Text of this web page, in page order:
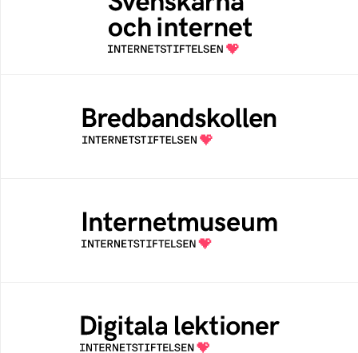
En årlig studie av svenska folkets
internetvanor
Bredbandskollen är ett oberoende
konsumentverktyg som drivs av
Internetstiftelsen
Ett digitalt museum som byggts, och kureras
av Internetstiftelsen
Öppen digital lärresurs med färdiga lektioner
för alla stadier i grundskolan